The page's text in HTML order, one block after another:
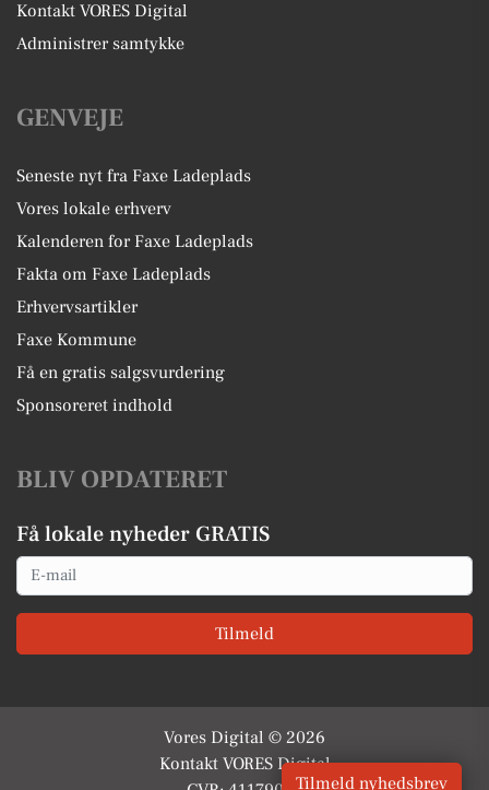
Kontakt VORES Digital
Administrer samtykke
GENVEJE
Seneste nyt fra Faxe Ladeplads
Vores lokale erhverv
Kalenderen for Faxe Ladeplads
Fakta om Faxe Ladeplads
Erhvervsartikler
Faxe Kommune
Få en gratis salgsvurdering
Sponsoreret indhold
BLIV OPDATERET
Få lokale nyheder GRATIS
Email
Tilmeld
Vores Digital © 2026
Kontakt VORES Digital
Tilmeld nyhedsbrev